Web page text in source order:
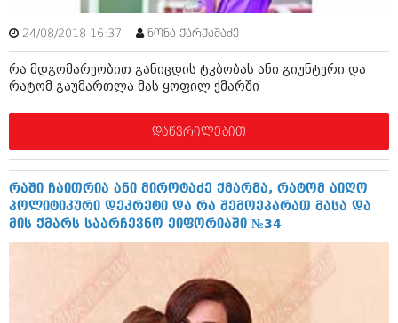
ინტერვიუები
ამბები
საზოგადოება
მოდი, ვილაპარაკოთ
მოდა + დიზაინი
რელიგია
კადრს მიღმა
მოდი, ვილაპარაკოთ
მოდა + დიზაინი
სპორტი
კადრს მიღმა
კულინარია
ბელადები
24/08/2018 16:37 ნონა ქარქაშაძე
რა მდგომარეობით განიცდის ტკბობას ანი გიუნტერი და
რატომ გაუმართლა მას ყოფილ ქმარში
დაწვრილებით
რაში ჩაითრია ანი მიროტაძე ქმარმა, რატომ აიღო
პოლიტიკური დეკრეტი და რა შემოეპარათ მასა და
მის ქმარს საარჩევნო ეიფორიაში №34